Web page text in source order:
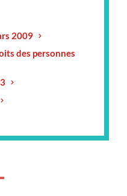
2009
des personnes